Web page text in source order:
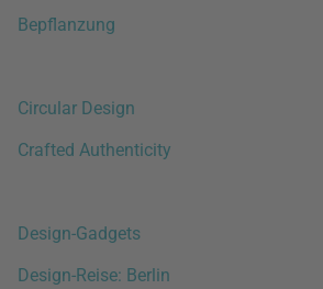
Bepflanzung
Circular Design
Crafted Authenticity
Design-Gadgets
Design-Reise: Berlin